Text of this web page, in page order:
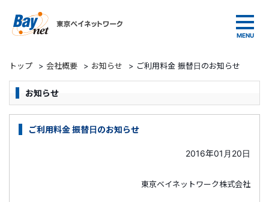
トップ > 会社概要 > お知らせ > ご利用料金 振替日のお知らせ
お知らせ
ご利用料金 振替日のお知らせ
2016年01月20日
東京ベイネットワーク株式会社